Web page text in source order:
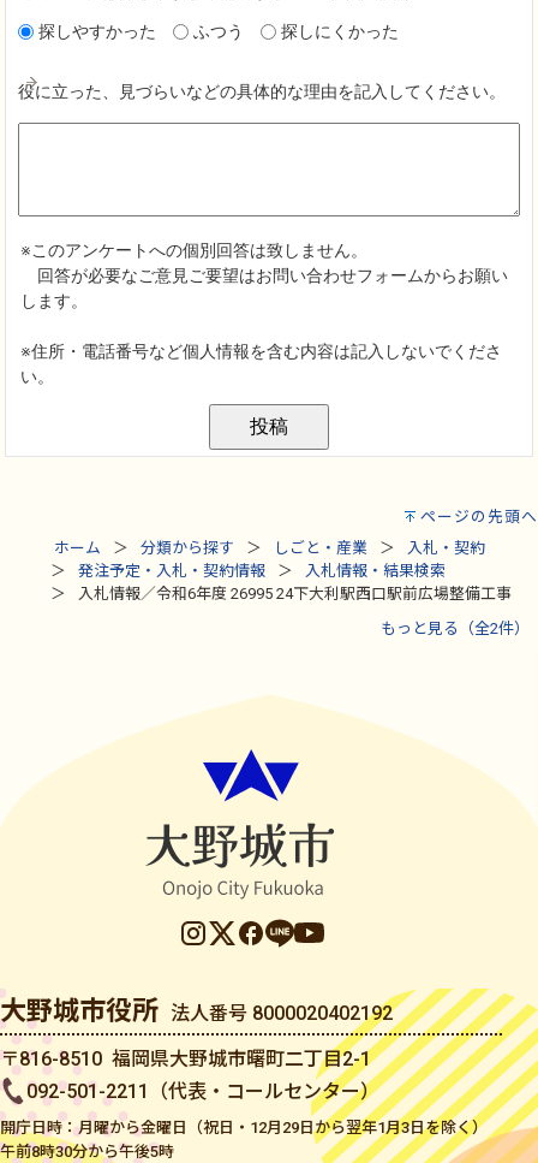
ページの先頭へ
ホーム
分類から探す しごと・産業
入札・契約
発注予定・入札・契約情報
入札情報・結果検索
入札情報／令和6年度 26995 24下大利駅西口駅前広場整備工事
もっと見る（全2件）
大野城市役所 法人番号 8000020402192
〒816-8510 福岡県大野城市曙町二丁目2-1
092-501-2211（代表・コールセンター）
開庁日時：月曜から金曜日（祝日・12月29日から翌年1月3日を除く）
午前8時30分から午後5時